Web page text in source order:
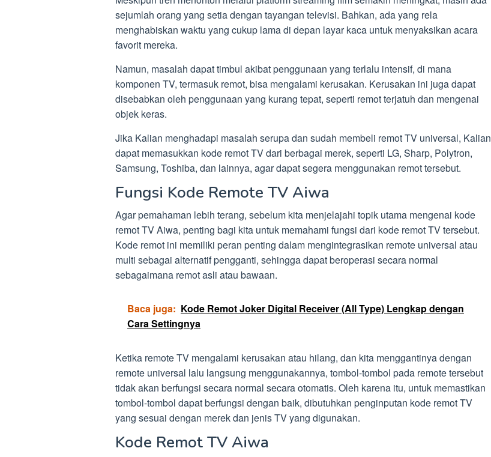
sejumlah orang yang setia dengan tayangan televisi. Bahkan, ada yang rela
menghabiskan waktu yang cukup lama di depan layar kaca untuk menyaksikan acara
favorit mereka.
Namun, masalah dapat timbul akibat penggunaan yang terlalu intensif, di mana
komponen TV, termasuk remot, bisa mengalami kerusakan. Kerusakan ini juga dapat
disebabkan oleh penggunaan yang kurang tepat, seperti remot terjatuh dan mengenai
objek keras.
Jika Kalian menghadapi masalah serupa dan sudah membeli remot TV universal, Kalian
dapat memasukkan kode remot TV dari berbagai merek, seperti LG, Sharp, Polytron,
Samsung, Toshiba, dan lainnya, agar dapat segera menggunakan remot tersebut.
Fungsi Kode Remote TV Aiwa
Agar pemahaman lebih terang, sebelum kita menjelajahi topik utama mengenai kode
remot TV Aiwa, penting bagi kita untuk memahami fungsi dari kode remot TV tersebut.
Kode remot ini memiliki peran penting dalam mengintegrasikan remote universal atau
multi sebagai alternatif pengganti, sehingga dapat beroperasi secara normal
sebagaimana remot asli atau bawaan.
Baca juga: Kode Remot Joker Digital Receiver (All Type) Lengkap dengan
Cara Settingnya
Ketika remote TV mengalami kerusakan atau hilang, dan kita menggantinya dengan
remote universal lalu langsung menggunakannya, tombol-tombol pada remote tersebut
tidak akan berfungsi secara normal secara otomatis. Oleh karena itu, untuk memastikan
tombol-tombol dapat berfungsi dengan baik, dibutuhkan penginputan kode remot TV
yang sesuai dengan merek dan jenis TV yang digunakan.
Kode Remot TV Aiwa